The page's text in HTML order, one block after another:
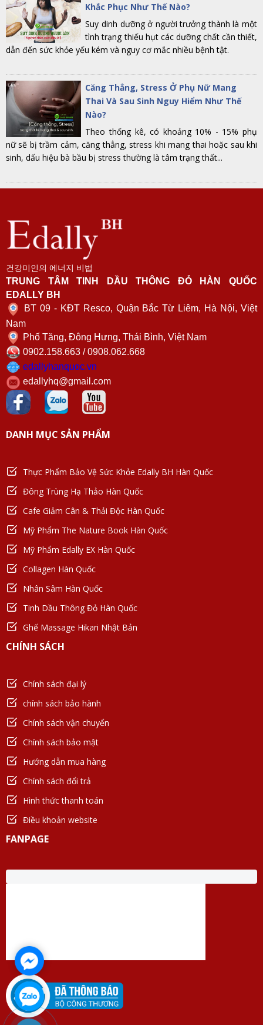
Khắc Phục Như Thế Nào?
Suy dinh dưỡng ở người trưởng thành là một
tình trạng thiếu hụt các dưỡng chất cần thiết,
dẫn đến sức khỏe yếu kém và nguy cơ mắc nhiều bệnh tật.
Căng Thẳng, Stress Ở Phụ Nữ Mang
Thai Và Sau Sinh Nguy Hiểm Như Thế
Nào?
Theo thống kê, có khoảng 10% - 15% phụ
nữ sẽ bị trầm cảm, căng thẳng, stress khi mang thai hoặc sau khi
sinh, dấu hiệu bà bầu bị stress thường là tâm trạng thất...
건강미인의 에너지 비법
TRUNG TÂM TINH DẦU THÔNG ĐỎ HÀN QUỐC
EDALLY BH
BT 09 - KĐT Resco, Quận Bắc Từ Liêm, Hà Nội, Việt
Nam
Phố Tăng, Đông Hưng, Thái Bình, Việt Nam
0902.158.663 / 0908.062.668
edallyhanquoc.vn
edallyhq@gmail.com
DANH MỤC SẢN PHẨM
Thực Phẩm Bảo Vệ Sức Khỏe Edally BH Hàn Quốc
Đông Trùng Hạ Thảo Hàn Quốc
Cafe Giảm Cân & Thải Độc Hàn Quốc
Mỹ Phẩm The Nature Book Hàn Quốc
Mỹ Phẩm Edally EX Hàn Quốc
Collagen Hàn Quốc
Nhân Sâm Hàn Quốc
Tinh Dầu Thông Đỏ Hàn Quốc
Ghế Massage Hikari Nhật Bản
CHÍNH SÁCH
Chính sách đại lý
chính sách bảo hành
Chính sách vận chuyển
Chính sách bảo mật
Hướng dẫn mua hàng
Chính sách đổi trả
Hình thức thanh toán
Điều khoản website
FANPAGE